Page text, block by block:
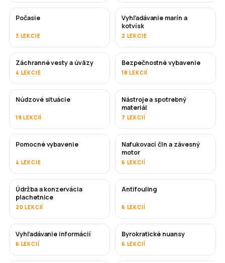
Počasie
3 LEKCIE
Vyhľadávanie marín a
kotvísk
2 LEKCIE
Záchranné vesty a úväzy
4 LEKCIE
Bezpečnostné vybavenie
18 LEKCIÍ
Núdzové situácie
19 LEKCIÍ
Nástroje a spotrebný
materiál
7 LEKCIÍ
Pomocné vybavenie
4 LEKCIE
Nafukovací čln a závesný
motor
6 LEKCIÍ
Údržba a konzervácia
plachetnice
20 LEKCIÍ
ČOSKORO
Antifouling
6 LEKCIÍ
Vyhľadávanie informácií
6 LEKCIÍ
Byrokratické nuansy
6 LEKCIÍ